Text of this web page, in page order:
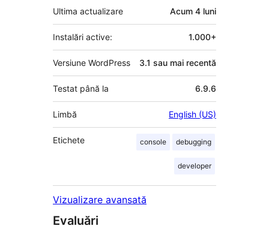
Ultima actualizare Acum 4 luni
Instalări active: 1.000+
Versiune WordPress 3.1 sau mai recentă
Testat până la 6.9.6
Limbă English (US)
Etichete console debugging
developer
Vizualizare avansată
Evaluări